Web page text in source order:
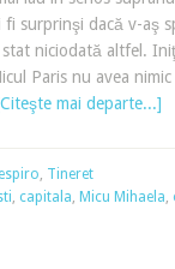
fi surprinşi dacă v-aş
stat niciodată altfel.
Paris nu avea
mai departe...]
, Tineret
, capitala, Micu Mihaela,